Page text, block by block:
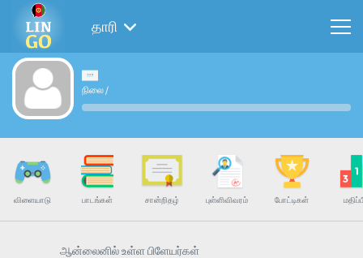
தாரி
நிலை/
விளையாடு பாடங்கள் சான்றிதழ் புள்ளிவிவரம் போட்டிகள்
ஆன்லைனில் உள்ள பிளேயர்கள்